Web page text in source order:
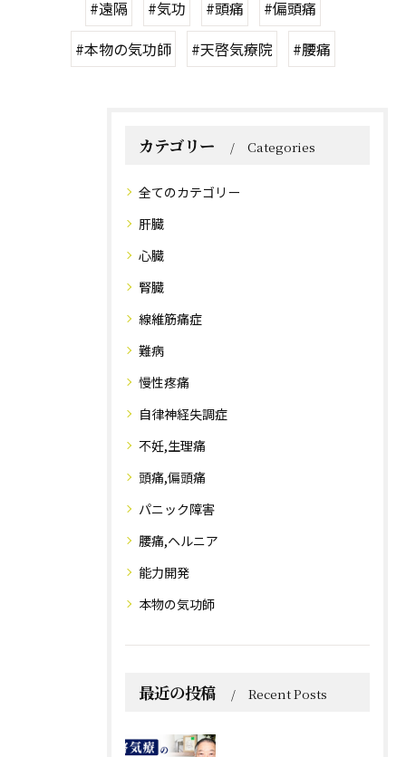
#遠隔 #気功 #頭痛
#偏頭痛
#本物の気功師
#天啓気療院 #腰痛
カテゴリー Categories
全てのカテゴリー
肝臓
心臓
腎臓
線維筋痛症
難病
慢性疼痛
自律神経失調症
不妊,生理痛
頭痛,偏頭痛
パニック障害
腰痛,ヘルニア
能力開発
本物の気功師
最近の投稿 Recent Posts